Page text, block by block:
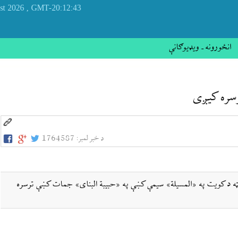
GMT-20:12:43
, Friday 07 August 2026
انځورونه ـ ویډیوګانې
كیږی
د خبر لمبر: 1764587
د كويت په «المسيلة» سيمې كښې په «حبيبة البنای» جمات كښې ترسره